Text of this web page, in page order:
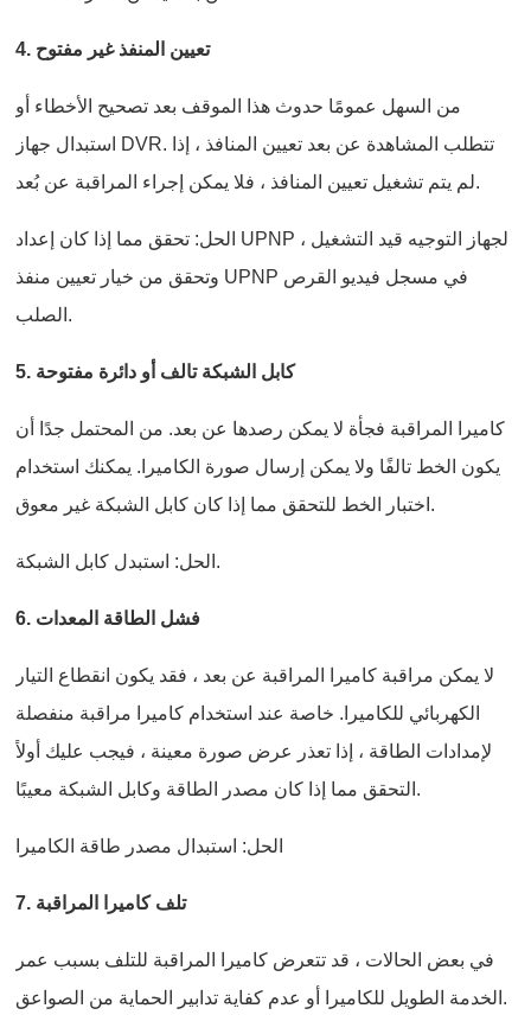
4. تعيين المنفذ غير مفتوح
من السهل عمومًا حدوث هذا الموقف بعد تصحيح الأخطاء أو
استبدال جهاز DVR. تتطلب المشاهدة عن بعد تعيين المنافذ ، إذا
لم يتم تشغيل تعيين المنافذ ، فلا يمكن إجراء المراقبة عن بُعد.
الحل: تحقق مما إذا كان إعداد UPNP لجهاز التوجيه قيد التشغيل ،
وتحقق من خيار تعيين منفذ UPNP في مسجل فيديو القرص
الصلب.
5. كابل الشبكة تالف أو دائرة مفتوحة
كاميرا المراقبة فجأة لا يمكن رصدها عن بعد. من المحتمل جدًا أن
يكون الخط تالفًا ولا يمكن إرسال صورة الكاميرا. يمكنك استخدام
اختبار الخط للتحقق مما إذا كان كابل الشبكة غير معوق.
الحل: استبدل كابل الشبكة.
6. فشل الطاقة المعدات
لا يمكن مراقبة كاميرا المراقبة عن بعد ، فقد يكون انقطاع التيار
الكهربائي للكاميرا. خاصة عند استخدام كاميرا مراقبة منفصلة
لإمدادات الطاقة ، إذا تعذر عرض صورة معينة ، فيجب عليك أولاً
التحقق مما إذا كان مصدر الطاقة وكابل الشبكة معيبًا.
الحل: استبدال مصدر طاقة الكاميرا
7. تلف كاميرا المراقبة
في بعض الحالات ، قد تتعرض كاميرا المراقبة للتلف بسبب عمر
الخدمة الطويل للكاميرا أو عدم كفاية تدابير الحماية من الصواعق.